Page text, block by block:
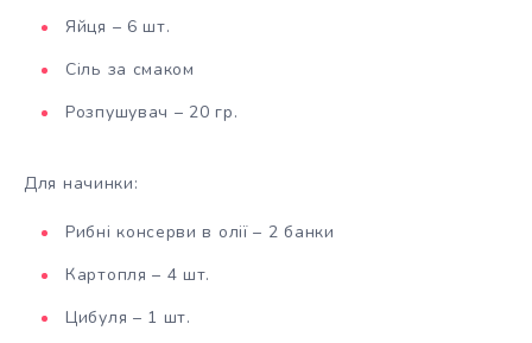
Яйця – 6 шт.
Сіль за смаком
Розпушувач – 20 гр.
Для начинки:
Рибні консерви в олії – 2 банки
Картопля – 4 шт.
Цибуля – 1 шт.